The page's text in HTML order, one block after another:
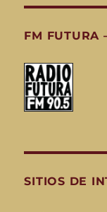
FM FUTURA
SITIOS DE